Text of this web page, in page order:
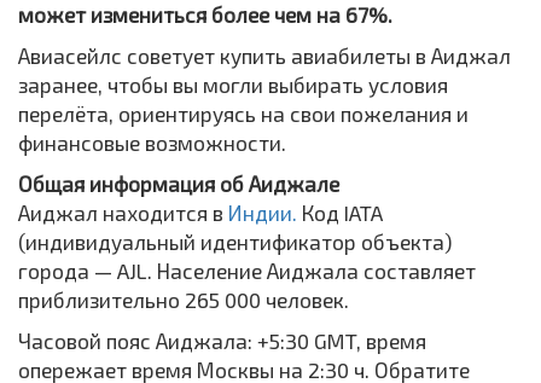
может измениться более чем на 67%.
Авиасейлс советует купить авиабилеты в Аиджал
заранее, чтобы вы могли выбирать условия
перелёта, ориентируясь на свои пожелания и
финансовые возможности.
Общая информация об Аиджале
Аиджал находится в Индии. Код IATA
(индивидуальный идентификатор объекта)
города — AJL. Население Аиджала составляет
приблизительно 265 000 человек.
Часовой пояс Аиджала: +5:30 GMT, время
опережает время Москвы на 2:30 ч. Обратите